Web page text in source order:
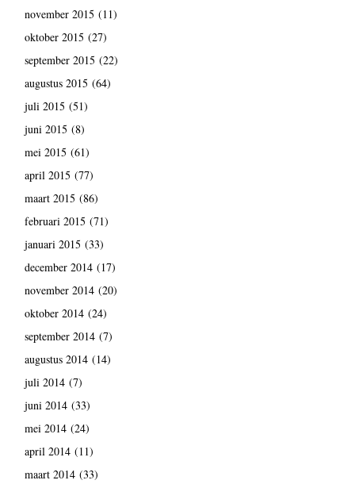
november 2015 (11)
oktober 2015 (27)
september 2015 (22)
augustus 2015 (64)
juli 2015 (51)
juni 2015 (8)
mei 2015 (61)
april 2015 (77)
maart 2015 (86)
februari 2015 (71)
januari 2015 (33)
december 2014(17)
november 2014(20)
oktober 2014(24)
september 2014(7)
augustus 2014(14)
juli 2014(7)
juni 2014(33)
mei 2014(24)
april 2014(11)
maart 2014(33)